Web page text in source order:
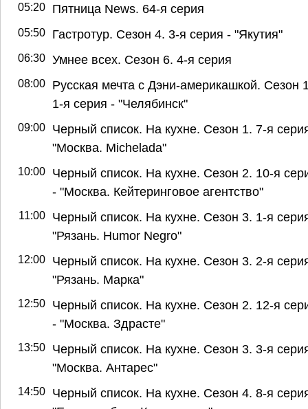
05:20 Пятница News. 64-я серия
05:50 Гастротур. Сезон 4. 3-я серия - "Якутия"
06:30 Умнее всех. Сезон 6. 4-я серия
08:00
Русская мечта с Дэни-америкашкой. Сезон
1-я серия - "Челябинск"
09:00
Черный список. На кухне. Сезон 1. 7-я
"Москва. Michelada"
10:00
Черный список. На кухне. Сезон 2. 10-я
- "Москва. Кейтеринговое агентство"
11:00
Черный список. На кухне. Сезон 3. 1-я
"Рязань. Humor Negro"
12:00
Черный список. На кухне. Сезон 3. 2-я
"Рязань. Марка"
12:50
Черный список. На кухне. Сезон 2. 12-я
- "Москва. Здрасте"
13:50
Черный список. На кухне. Сезон 3. 3-я
"Москва. Антарес"
14:50
Черный список. На кухне. Сезон 4. 8-я